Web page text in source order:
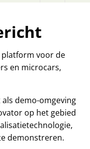
voor de
en microcars,
demo-omgeving
op het gebied
demonstreren.